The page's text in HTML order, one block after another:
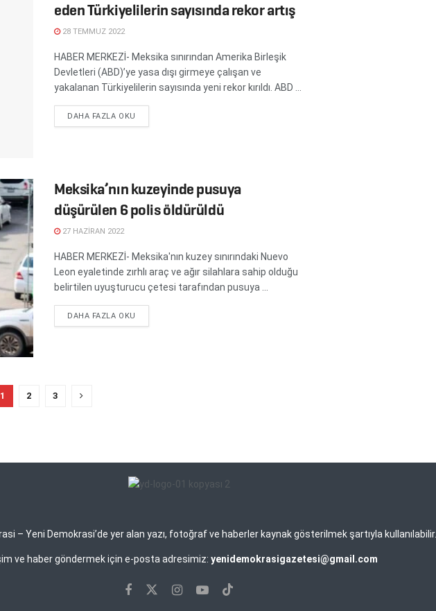
eden Türkiyelilerin sayısında rekor artış
28 TEMMUZ 2022
HABER MERKEZİ- Meksika sınırından Amerika Birleşik
Devletleri (ABD)’ye yasa dışı girmeye çalışan ve
yakalanan Türkiyelilerin sayısında yeni rekor kırıldı. ABD ...
DAHA FAZLA OKU
Meksika’nın kuzeyinde pusuya
düşürülen 6 polis öldürüldü
27 HAZIRAN 2022
HABER MERKEZİ- Meksika'nın kuzey sınırındaki Nuevo
Leon eyaletinde zırhlı araç ve ağır silahlara sahip olduğu
belirtilen uyuşturucu çetesi tarafından pusuya ...
DAHA FAZLA OKU
1 2 3
– Yeni Demokrasi’de yer alan yazı, fotoğraf ve haberler kaynak gösterilmek şartıyla kullanılabilir.
ve haber göndermek için e-posta adresimiz: yenidemokrasigazetesi@gmail.com